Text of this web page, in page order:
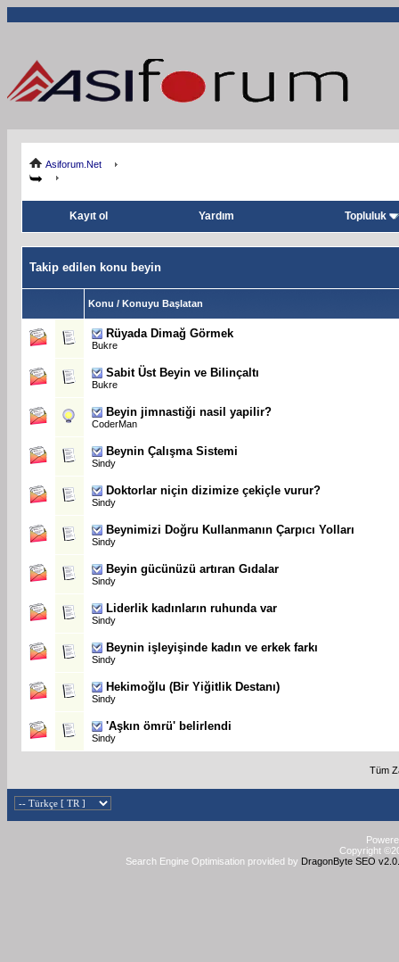
Asiforum.Net
Kayıt ol Yardım Topluluk
Takip edilen konu beyin
Konu / Konuyu Başlatan
Rüyada Dimağ Görmek
Bukre
Sabit Üst Beyin ve Bilinçaltı
Bukre
Beyin jimnastiği nasil yapilir?
CoderMan
Beynin Çalışma Sistemi
Sindy
Doktorlar niçin dizimize çekiçle vurur?
Sindy
Beynimizi Doğru Kullanmanın Çarpıcı Yolları
Sindy
Beyin gücünüzü artıran Gıdalar
Sindy
Liderlik kadınların ruhunda var
Sindy
Beynin işleyişinde kadın ve erkek farkı
Sindy
Hekimoğlu (Bir Yiğitlik Destanı)
Sindy
'Aşkın ömrü' belirlendi
Sindy
Tüm
Copyright
Search Engine Optimisation provided by DragonByte SEO